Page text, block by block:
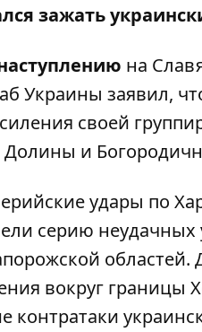
зажать
на
Украины заявил,
своей
и
удары по
серию неудачных
областей.
вокруг границы
контратаки